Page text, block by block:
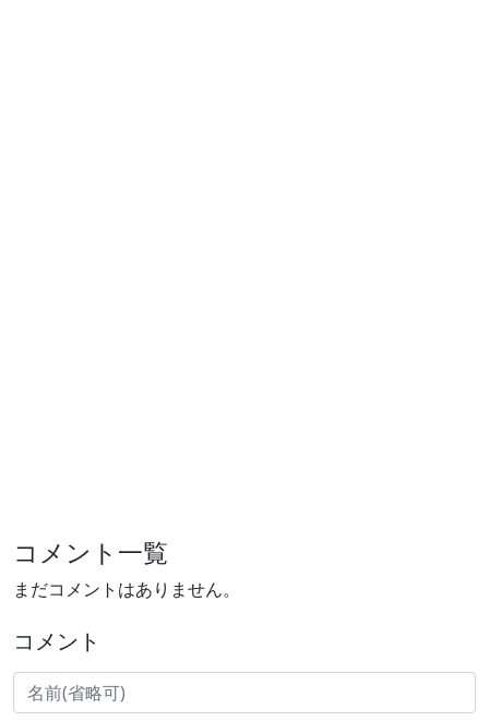
コメント一覧
まだコメントはありません。
コメント